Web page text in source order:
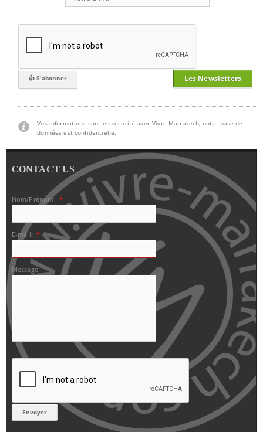
Les Newsletters
Vos informations sont en sécurité avec Vivre Marrakech, notre base de
données est confidentielle.
CONTACT US
Nom/Prénom: *
E-mail: *
Message: